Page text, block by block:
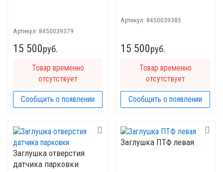
Артикул: 8450039379
15 500руб.
Товар временно
отсутствует
Сообщить о появлении
Артикул: 8450039385
15 500руб.
Товар временно
отсутствует
Сообщить о появлении
Заглушка отверстия
датчика парковки
Заглушка ПТФ левая